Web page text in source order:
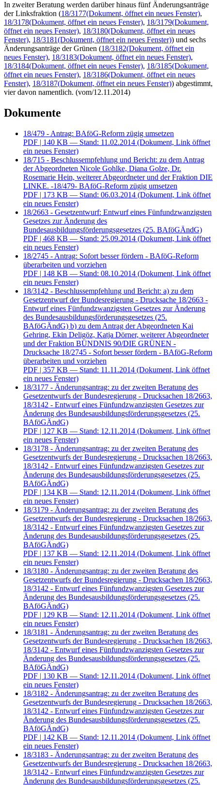
In zweiter Beratung werden darüber hinaus fünf Änderungsanträge
der Linksfraktion (18/3177(Dokument, öffnet ein neues Fenster),
18/3178(Dokument, öffnet ein neues Fenster), 18/3179(Dokument,
öffnet ein neues Fenster), 18/3180(Dokument, öffnet ein neues
Fenster), 18/3181(Dokument, öffnet ein neues Fenster)) und sechs
Änderungsanträge der Grünen (18/3182(Dokument, öffnet ein
neues Fenster), 18/3183(Dokument, öffnet ein neues Fenster),
18/3184(Dokument, öffnet ein neues Fenster), 18/3185(Dokument,
öffnet ein neues Fenster), 18/3186(Dokument, öffnet ein neues
Fenster), 18/3187(Dokument, öffnet ein neues Fenster)) abgestimmt,
vier davon namentlich. (vom/12.11.2014)
Dokumente
18/479 - Antrag: BAföG-Reform zügig umsetzen
PDF | 140 KB — Stand: 11.02.2014 (Dokument, Link öffnet
ein neues Fenster)
18/715 - Beschlussempfehlung und Bericht: zu dem Antrag
der Abgeordneten Nicole Gohlke, Diana Golze, Dr.
Rosemarie Hein, weiterer Abgeordneter und der Fraktion DIE
LINKE. -18/479- BAföG-Reform zügig umsetzen
PDF | 173 KB — Stand: 06.03.2014 (Dokument, Link öffnet
ein neues Fenster)
18/2663 - Gesetzentwurf: Entwurf eines Fünfundzwanzigsten
Gesetzes zur Änderung des
Bundesausbildungsförderungsgesetzes (25. BAföGÄndG)
PDF | 468 KB — Stand: 25.09.2014 (Dokument, Link öffnet
ein neues Fenster)
18/2745 - Antrag: Sofort besser fördern - BAföG-Reform
überarbeiten und vorziehen
PDF | 148 KB — Stand: 08.10.2014 (Dokument, Link öffnet
ein neues Fenster)
18/3142 - Beschlussempfehlung und Bericht: a) zu dem
Gesetzentwurf der Bundesregierung - Drucksache 18/2663 -
Entwurf eines Fünfundzwanzigsten Gesetzes zur Änderung
des Bundesausbildungsförderungsgesetzes (25.
BAföGÄndG) b) zu dem Antrag der Abgeordneten Kai
Gehring, Ekin Deligöz, Katja Dörner, weiterer Abgeordneter
und der Fraktion BÜNDNIS 90/DIE GRÜNEN -
Drucksache 18/2745 - Sofort besser fördern - BAföG-Reform
überarbeiten und vorziehen
PDF | 357 KB — Stand: 11.11.2014 (Dokument, Link öffnet
ein neues Fenster)
18/3177 - Änderungsantrag: zu der zweiten Beratung des
Gesetzentwurfs der Bundesregierung - Drucksachen 18/2663,
18/3142 - Entwurf eines Fünfundzwanzigsten Gesetzes zur
Änderung des Bundesausbildungsförderungsgesetzes (25.
BAföGÄndG)
PDF | 127 KB — Stand: 12.11.2014 (Dokument, Link öffnet
ein neues Fenster)
18/3178 - Änderungsantrag: zu der zweiten Beratung des
Gesetzentwurfs der Bundesregierung - Drucksachen 18/2663,
18/3142 - Entwurf eines Fünfundzwanzigsten Gesetzes zur
Änderung des Bundesausbildungsförderungsgesetzes (25.
BAföGÄndG)
PDF | 134 KB — Stand: 12.11.2014 (Dokument, Link öffnet
ein neues Fenster)
18/3179 - Änderungsantrag: zu der zweiten Beratung des
Gesetzentwurfs der Bundesregierung - Drucksachen 18/2663,
18/3142 - Entwurf eines Fünfundzwanzigsten Gesetzes zur
Änderung des Bundesausbildungsförderungsgesetzes (25.
BAföGÄndG)
PDF | 137 KB — Stand: 12.11.2014 (Dokument, Link öffnet
ein neues Fenster)
18/3180 - Änderungsantrag: zu der zweiten Beratung des
Gesetzentwurfs der Bundesregierung - Drucksachen 18/2663,
18/3142 - Entwurf eines Fünfundzwanzigsten Gesetzes zur
Änderung des Bundesausbildungsförderungsgesetzes (25.
BAföGÄndG)
PDF | 129 KB — Stand: 12.11.2014 (Dokument, Link öffnet
ein neues Fenster)
18/3181 - Änderungsantrag: zu der zweiten Beratung des
Gesetzentwurfs der Bundesregierung - Drucksachen 18/2663,
18/3142 - Entwurf eines Fünfundzwanzigsten Gesetzes zur
Änderung des Bundesausbildungsförderungsgesetzes (25.
BAföGÄndG)
PDF | 130 KB — Stand: 12.11.2014 (Dokument, Link öffnet
ein neues Fenster)
18/3182 - Änderungsantrag: zu der zweiten Beratung des
Gesetzentwurfs der Bundesregierung - Drucksachen 18/2663,
18/3142 - Entwurf eines Fünfundzwanzigsten Gesetzes zur
Änderung des Bundesausbildungsförderungsgesetzes (25.
BAföGÄndG)
PDF | 142 KB — Stand: 12.11.2014 (Dokument, Link öffnet
ein neues Fenster)
18/3183 - Änderungsantrag: zu der zweiten Beratung des
Gesetzentwurfs der Bundesregierung - Drucksachen 18/2663,
18/3142 - Entwurf eines Fünfundzwanzigsten Gesetzes zur
Änderung des Bundesausbildungsförderungsgesetzes (25.